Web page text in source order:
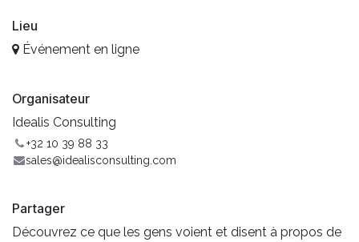
Lieu
Événement en ligne
Organisateur
Idealis Consulting
+32 10 39 88 33
sales@idealisconsulting.com
Partager
Découvrez ce que les gens voient et disent à propos de